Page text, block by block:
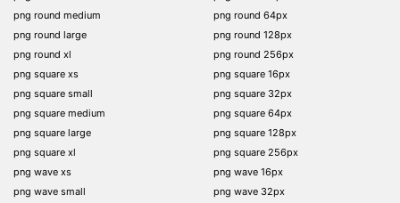
png round medium
png round large
png round xl
png square xs
png square small
png square medium
png square large
png square xl
png wave xs
png wave small
png round 64px
png round 128px
png round 256px
png square 16px
png square 32px
png square 64px
png square 128px
png square 256px
png wave 16px
png wave 32px